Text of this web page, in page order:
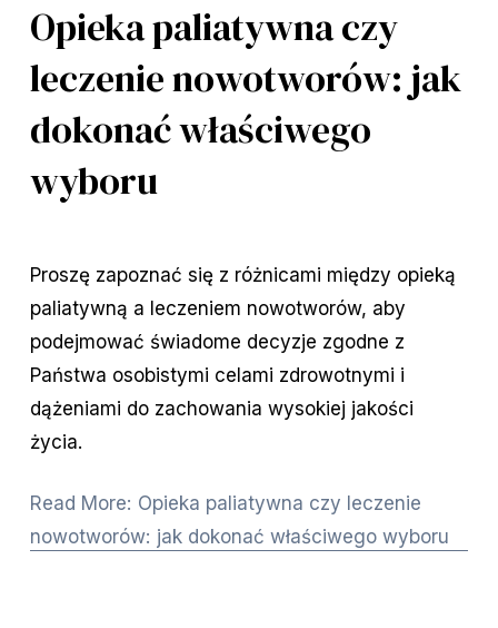
Opieka paliatywna czy
leczenie nowotworów: jak
dokonać właściwego
wyboru
Proszę zapoznać się z różnicami między opieką
paliatywną a leczeniem nowotworów, aby
podejmować świadome decyzje zgodne z
Państwa osobistymi celami zdrowotnymi i
dążeniami do zachowania wysokiej jakości
życia.
Read More: Opieka paliatywna czy leczenie
nowotworów: jak dokonać właściwego wyboru